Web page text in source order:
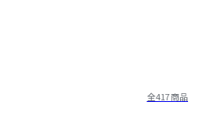
全417商品